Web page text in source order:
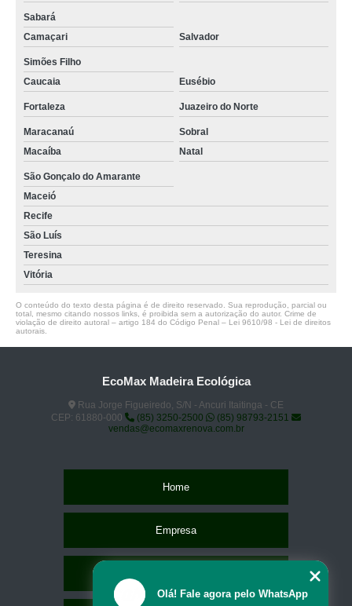
Sabará
Camaçari
Salvador
Simões Filho
Caucaia
Eusébio
Fortaleza Juazeiro do Norte
Maracanaú
Sobral
Macaíba
Natal
São Gonçalo do Amarante
Maceió
Recife
São Luís
Teresina
Vitória
O conteúdo do texto desta página é de direito reservado. Sua reprodução, parcial ou
total, mesmo citando nossos links, é proibida sem a autorização do autor. Crime de
violação de direito autoral – artigo 184 do Código Penal – Lei 9610/98 - Lei de direitos
autorais
EcoMax Madeira Ecológica
Rua Jorge Figueiredo, S/N - Ancuri Itaitinga - CE
CEP: 61880-000
(85) 3250-2500
(85) 98793-2151
vendas@ecomaxrenova.com.br
Home
Empresa
Olá! Fale agora pelo WhatsApp